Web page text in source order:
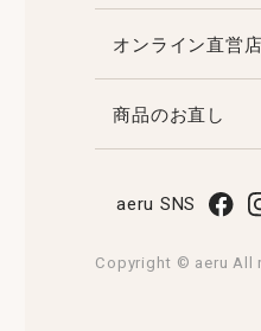
オンライン直営店
商品のお直し
aeru SNS
Copyright © aeru All